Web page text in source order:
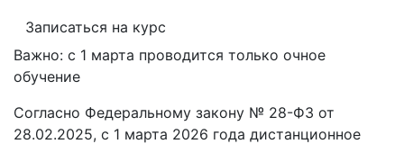
Записаться на курс
Важно: с 1 марта проводится только очное
обучение
Согласно Федеральному закону № 28-ФЗ от
28.02.2025, с 1 марта 2026 года дистанционное